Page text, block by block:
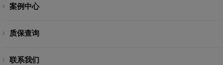
案例中心
质保查询
联系我们